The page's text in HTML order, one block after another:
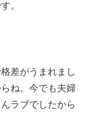
。
差がうまれまし
ね。今でも夫婦
ラブでしたから